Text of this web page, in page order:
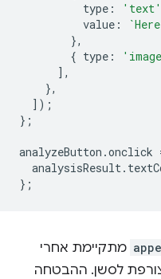
type :
value:
{ type :
analyzeButton.
analysisResult.
מתקיימת אחרי
לסשן. ההבטחה